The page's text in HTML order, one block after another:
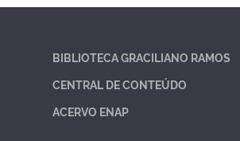
BIBLIOTECA GRACILIANO RAMOS
CENTRAL DE CONTEÚDO
ACERVO ENAP